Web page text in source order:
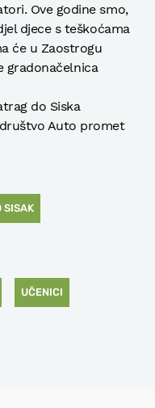
Ove godine smo,
djece s teškoćama
će u Zaostrogu
gradonačelnica
do Siska
Auto promet
SISAK
UČENICI